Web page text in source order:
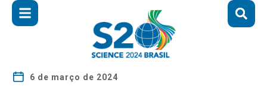
6 de março de 2024